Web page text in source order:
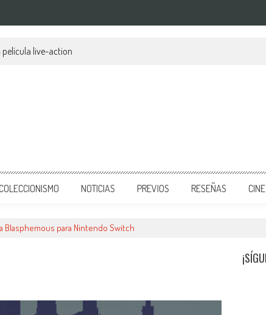
película live-action
COLECCIONISMO NOTICIAS PREVIOS RESEÑAS
Blasphemous para Nintendo Switch